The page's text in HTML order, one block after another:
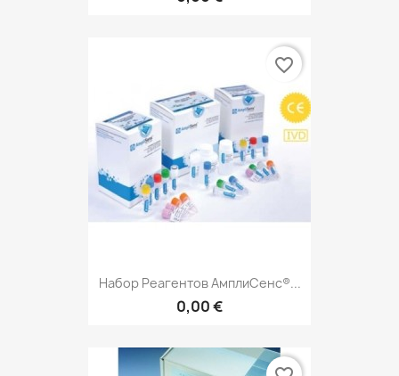
Набор Реагентов АмплиСенс®...
0,00 €
favorite_border